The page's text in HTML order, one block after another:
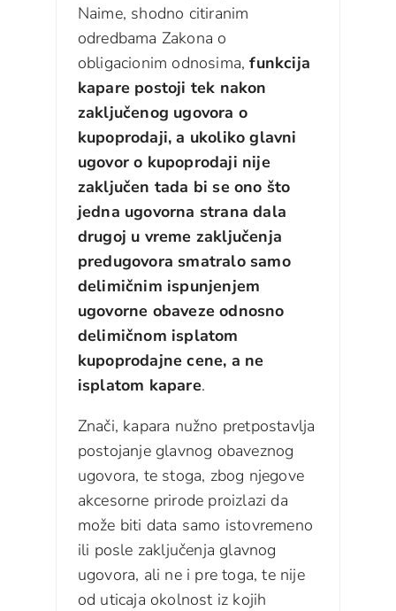
Naime, shodno citiranim
odredbama Zakona o
obligacionim odnosima,funkcija
kapare postoji tek nakon
zaključenog ugovora o
kupoprodaji, a ukoliko glavni
ugovor o kupoprodaji nije
zaključen tada bi se ono što
jedna ugovorna strana dala
drugoj u vreme zaključenja
predugovora smatralo samo
delimičnim ispunjenjem
ugovorne obaveze odnosno
delimičnom isplatom
kupoprodajne cene, a ne
isplatom kapare.
Znači, kapara nužno pretpostavlja
postojanje glavnog obaveznog
ugovora, te stoga, zbog njegove
akcesorne prirode proizlazi da
može biti data samo istovremeno
ili posle zaključenja glavnog
ugovora, ali ne i pre toga, te nije
od uticaja okolnost iz kojih